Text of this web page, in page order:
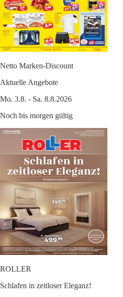
Netto Marken-Discount
Aktuelle Angebote
Mo. 3.8. - Sa. 8.8.2026
Noch bis morgen gültig
ROLLER
Schlafen in zeitloser Eleganz!